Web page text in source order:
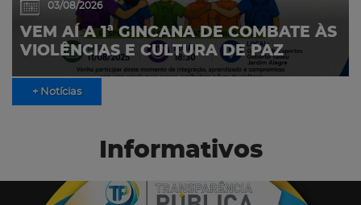
03/08/2026
VEM AÍ A 1ª GINCANA DE COMBATE ÀS
VIOLÊNCIAS E CULTURA DE PAZ
+ Notícias
Informativos